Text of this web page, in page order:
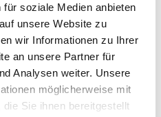
soziale Medien anbieten
unsere Website zu
wir Informationen zu Ihrer
an unsere Partner für
Analysen weiter. Unsere
möglicherweise mit
Sie ihnen bereitgestellt
„Leben in Fülle“
Zeit lesen wir
bekannte Gebet über
Aussagen der
…
uns.“